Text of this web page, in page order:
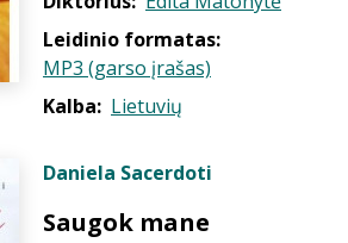
Leidinio formatas:
MP3 (garso įrašas)
Kalba: Lietuvių
Daniela Sacerdoti
Saugok mane